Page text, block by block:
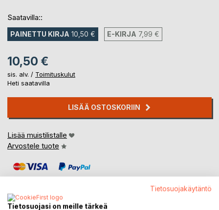
Saatavilla::
PAINETTU KIRJA 10,50 € E-KIRJA 7,99 €
10,50 €
sis. alv. / Toimituskulut
Heti saatavilla
LISÄÄ OSTOSKORIIN
Lisää muistilistalle
Arvostele tuote
Tietosuojakäytäntö
Tietosuojasi on meille tärkeä